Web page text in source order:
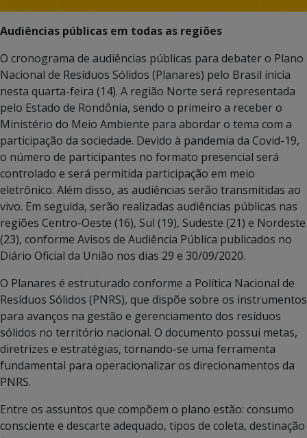
Audiências públicas em todas as regiões
O cronograma de audiências públicas para debater o Plano
Nacional de Resíduos Sólidos (Planares) pelo Brasil inicia
nesta quarta-feira (14). A região Norte será representada
pelo Estado de Rondônia, sendo o primeiro a receber o
Ministério do Meio Ambiente para abordar o tema com a
participação da sociedade. Devido à pandemia da Covid-19,
o número de participantes no formato presencial será
controlado e será permitida participação em meio
eletrônico. Além disso, as audiências serão transmitidas ao
vivo. Em seguida, serão realizadas audiências públicas nas
regiões Centro-Oeste (16), Sul (19), Sudeste (21) e Nordeste
(23), conforme Avisos de Audiência Pública publicados no
Diário Oficial da União nos dias 29 e 30/09/2020.
O Planares é estruturado conforme a Política Nacional de
Resíduos Sólidos (PNRS), que dispõe sobre os instrumentos
para avanços na gestão e gerenciamento dos resíduos
sólidos no território nacional. O documento possui metas,
diretrizes e estratégias, tornando-se uma ferramenta
fundamental para operacionalizar os direcionamentos da
PNRS.
Entre os assuntos que compõem o plano estão: consumo
consciente e descarte adequado, tipos de coleta, destinação